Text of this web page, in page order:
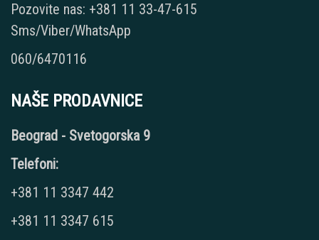
Pozovite nas: +381 11 33-47-615
Sms/Viber/WhatsApp
060/6470116
NAŠE PRODAVNICE
Beograd - Svetogorska 9
Telefoni:
+381 11 3347 442
+381 11 3347 615